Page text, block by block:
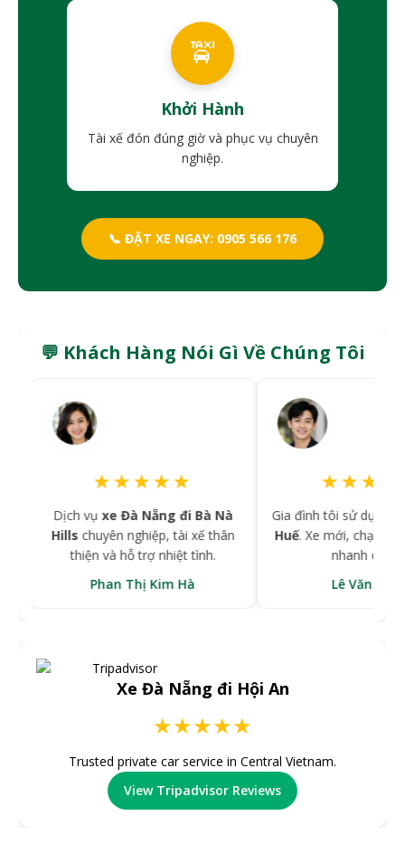
🚖
Khởi Hành
Tài xế đón đúng giờ và phục vụ chuyên
nghiệp.
📞 ĐẶT XE NGAY: 0905 566 176
💬 Khách Hàng Nói Gì Về Chúng Tôi
★★★★★
Dịch vụxe Đà Nẵng đi Bà Nà
Hillschuyên nghiệp, tài xế thân
thiện và hỗ trợ nhiệt tình.
Phan Thị Kim Hà
Gia đình tôi sử dụng
Huế. Xe mới, chạy êm,
nhanh chóng.
Lê Văn Hùng
Xe Đà Nẵng đi Hội An
★★★★★
Trusted private car service in Central Vietnam.
View Tripadvisor Reviews